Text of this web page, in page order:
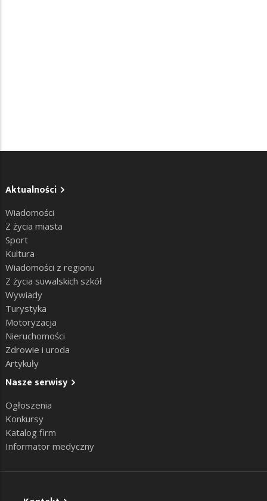
Aktualności
Wiadomości
Z życia miasta
Sport
Kultura
Wiadomości z regionu
Z życia suwalskich szkół
Wywiady
Turystyka
Motoryzacja
Nieruchomości
Zdrowie i uroda
Artykuły
Nasze serwisy
Ogłoszenia
Konkursy
Katalog firm
Informator medyczny